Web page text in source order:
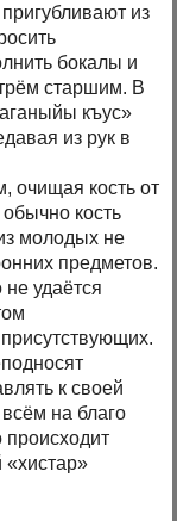
из
бокалы и
старшим. В
къус»
из рук в
очищая кость от
кость
молодых не
предметов.
не удаётся
к своей
на благо
происходит
«хистар»